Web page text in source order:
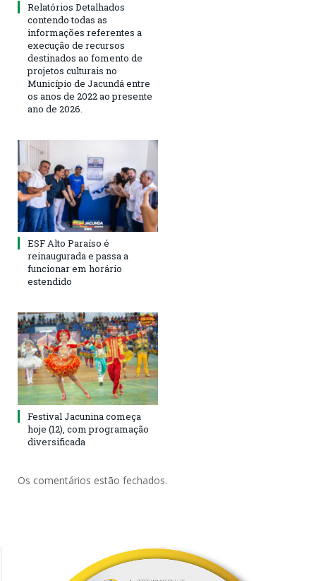
Relatórios Detalhados
contendo todas as
informações referentes a
execução de recursos
destinados ao fomento de
projetos culturais no
Município de Jacundá entre
os anos de 2022 ao presente
ano de 2026.
ESF Alto Paraíso é
reinaugurada e passa a
funcionar em horário
estendido
Festival Jacunina começa
hoje (12), com programação
diversificada
Os comentários estão fechados.